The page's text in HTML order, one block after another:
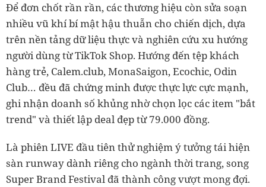
Để đơn chốt rần rần, các thương hiệu còn sửa soạn
nhiều vũ khí bí mật hậu thuẫn cho chiến dịch, dựa
trên nền tảng dữ liệu thực và nghiên cứu xu hướng
người dùng từ TikTok Shop. Hướng đến tệp khách
hàng trẻ, Calem.club, MonaSaigon, Ecochic, Odin
Club… đều đã chứng minh được thực lực cực mạnh,
ghi nhận doanh số khủng nhờ chọn lọc các item "bắt
trend" và thiết lập deal đẹp từ 79.000 đồng.
Là phiên LIVE đầu tiên thử nghiệm ý tưởng tái hiện
sàn runway dành riêng cho ngành thời trang, song
Super Brand Festival đã thành công vượt mong đợi.